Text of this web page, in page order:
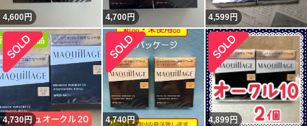
4,600円 4,700円 4,599円
4,730円 4,740円 4,899円